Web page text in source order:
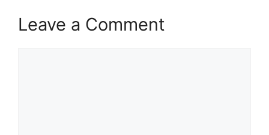
Leave a Comment